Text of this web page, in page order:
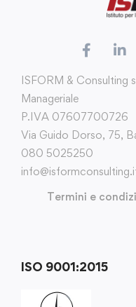
ISFORM & Consulting
Manageriale
P.IVA 07607700726
Via Guido Dorso, 75,
080 5025250
Termini e
ISO 9001:2015